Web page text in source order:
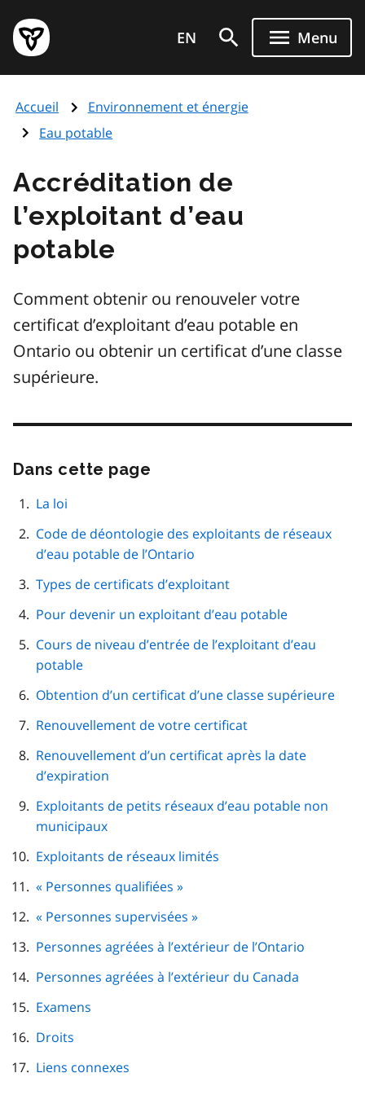
au
contenu
principal
Page
d'accueil
de
l'Ontario
EN Menu
Accueil
Environnement et énergie
Eau potable
Accréditation de
l’exploitant d’eau
potable
Comment obtenir ou renouveler votre
certificat d’exploitant d’eau potable en
Ontario ou obtenir un certificat d’une classe
supérieure.
Dans cette page
page
La loi
Code de déontologie des exploitants de réseaux
d’eau potable de l’Ontario
Types de certificats d’exploitant
Pour devenir un exploitant d’eau potable
Cours de niveau d’entrée de l’exploitant d’eau
potable
Obtention d’un certificat d’une classe supérieure
Renouvellement de votre certificat
Renouvellement d’un certificat après la date
d’expiration
Exploitants de petits réseaux d’eau potable non
municipaux
Exploitants de réseaux limités
« Personnes qualifiées »
« Personnes supervisées »
Personnes agréées à l’extérieur de l’Ontario
Personnes agréées à l’extérieur du Canada
Examens
Droits
Liens connexes